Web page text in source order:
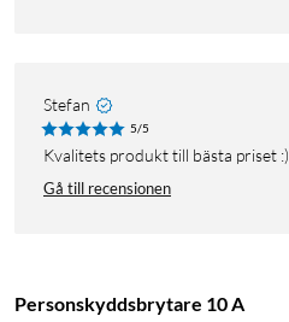
Stefan
5/5
Kvalitets produkt till bästa priset :)
Gå till recensionen
Personskyddsbrytare 10 A